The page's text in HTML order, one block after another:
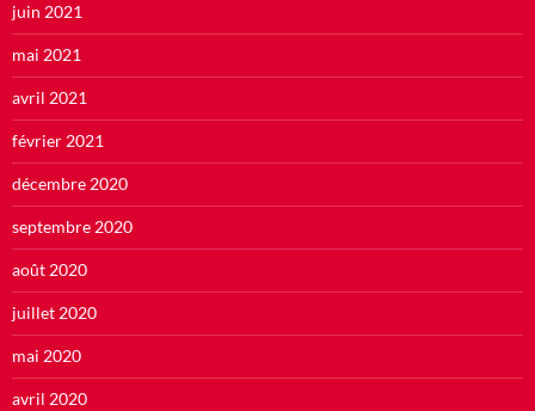
juin 2021
mai 2021
avril 2021
février 2021
décembre 2020
septembre 2020
août 2020
juillet 2020
mai 2020
avril 2020